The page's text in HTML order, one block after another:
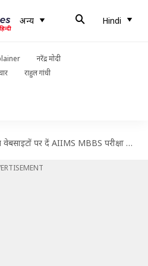
अन्य Hindi
नरेंद्र मोदी
राहुल गांधी
पर दें AIIMS MBBS परीक्षा के लिए मॉक टेस्ट